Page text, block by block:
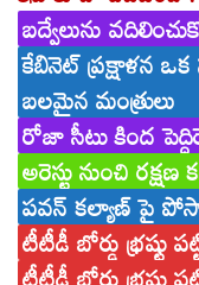
బద్వేలును
కేబినెట్ ప్రక్షాళన
బలమైన మంత్రులు
రోజా సీటు కింద
అరెస్టు నుంచి
పవన్ కల్యాణ్ పై
టీటీడీ బోర్డు భ్రష్టు